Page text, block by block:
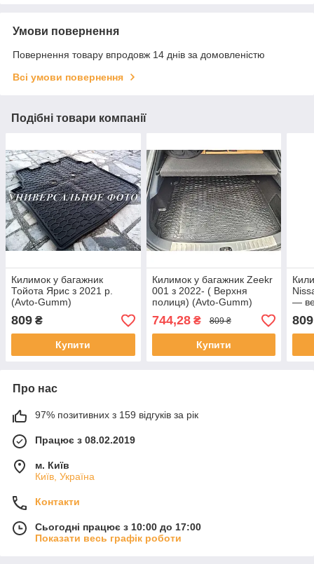
Умови повернення
Повернення товару впродовж 14 днів за домовленістю
Всі умови повернення
Подібні товари компанії
Килимок у багажник
Тойота Ярис з 2021 р.
(Avto-Gumm)
пластик+гума
809 ₴
Купити
Килимок у багажник Zeekr
001 з 2022- ( Верхня
полиця) (Avto-Gumm)
Пластик + гума
744,28₴ 809 ₴
Купити
—
809
Про нас
97% позитивних з 159 відгуків за рік
Працює з 08.02.2019
м. Київ
Київ, Україна
Контакти
Сьогодні працює з 10:00 до 17:00
Показати весь графік роботи